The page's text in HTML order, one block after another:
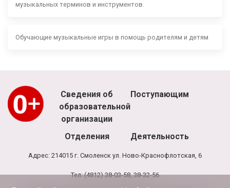
музыкальных терминов и инструментов.
Обучающие музыкальные игры в помощь родителям и детям
Сведения об
образовательной
организации
Поступающим
Отделения Деятельность
Адрес: 214015 г. Смоленск ул. Ново-Краснофлотская, 6
Тел: (4812) 38-03-58, 38-32-56